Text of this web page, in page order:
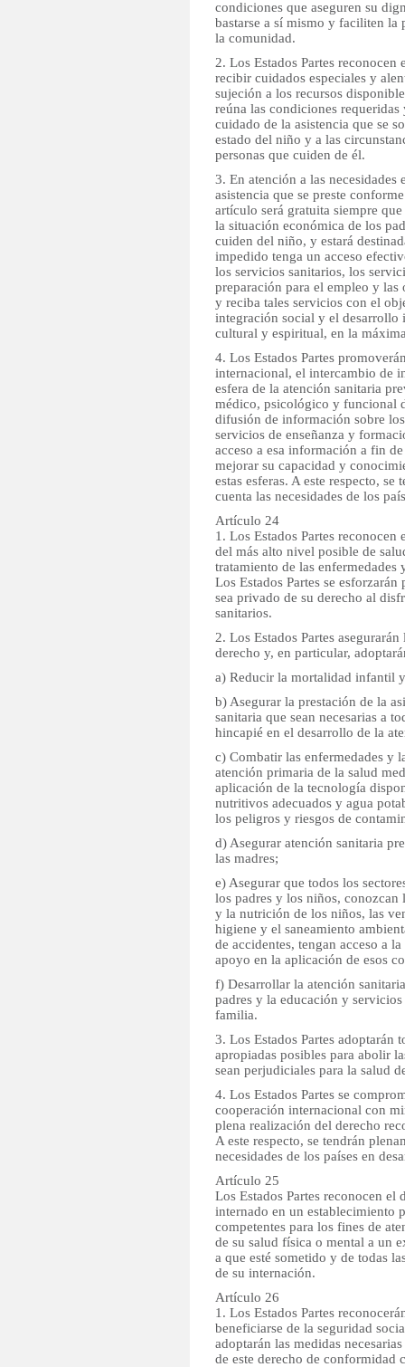
condiciones que aseguren su
bastarse a sí mismo y faciliten
la comunidad.
2. Los Estados Partes
recibir cuidados especiales y
sujeción a los recursos
reúna las condiciones requeridas
cuidado de la asistencia que se
estado del niño y a las
personas que cuiden de él.
3. En atención a las
asistencia que se preste
artículo será gratuita siempre
la situación económica de los
cuiden del niño, y estará
impedido tenga un acceso
los servicios sanitarios, los
preparación para el empleo y
y reciba tales servicios con el
integración social y el
cultural y espiritual, en la
4. Los Estados Partes
internacional, el intercambio de
esfera de la atención sanitaria
médico, psicológico y funcional
difusión de información sobre
servicios de enseñanza y
acceso a esa información a fin
mejorar su capacidad y
estas esferas. A este respecto, se
cuenta las necesidades de los
Artículo 24
1. Los Estados Partes
del más alto nivel posible de
tratamiento de las
Los Estados Partes se
sea privado de su derecho al
sanitarios.
2. Los Estados Partes
derecho y, en particular,
a) Reducir la mortalidad infantil
b) Asegurar la prestación de la
sanitaria que sean necesarias a
hincapié en el desarrollo de la
c) Combatir las enfermedades y
atención primaria de la salud
aplicación de la tecnología
nutritivos adecuados y agua
los peligros y riesgos de
d) Asegurar atención sanitaria
las madres;
e) Asegurar que todos los
los padres y los niños,
y la nutrición de los niños, las
higiene y el saneamiento
de accidentes, tengan acceso a
apoyo en la aplicación de esos
f) Desarrollar la atención
padres y la educación y
familia.
3. Los Estados Partes adoptarán
apropiadas posibles para abolir
sean perjudiciales para la salud
4. Los Estados Partes se
cooperación internacional con
plena realización del derecho
A este respecto, se tendrán
necesidades de los países en
Artículo 25
Los Estados Partes reconocen
internado en un establecimiento
competentes para los fines de
de su salud física o mental a un
a que esté sometido y de todas
de su internación.
Artículo 26
1. Los Estados Partes
beneficiarse de la seguridad
adoptarán las medidas
de este derecho de conformidad